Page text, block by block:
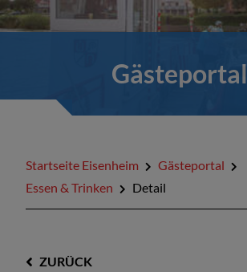
Gästeportal
Startseite Eisenheim
Gästeportal
Essen & Trinken
Detail
ZURÜCK